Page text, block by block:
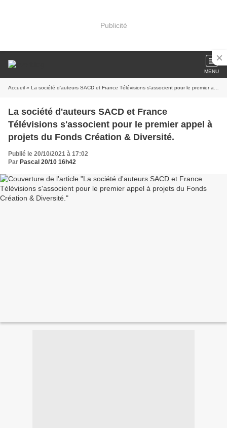
Publicité
MENU
Accueil » La société d'auteurs SACD et France Télévisions s'associent pour le premier appel à projets du Fonds Création & Diversité.
La société d'auteurs SACD et France
Télévisions s'associent pour le premier appel à
projets du Fonds Création & Diversité.
Publié le 20/10/2021 à 17:02
Par Pascal 20/10 16h42